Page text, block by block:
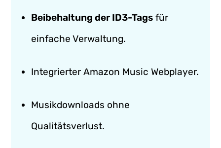
Beibehaltung der ID3-Tags für
einfache Verwaltung.
Integrierter Amazon Music Webplayer.
Musikdownloads ohne
Qualitätsverlust.